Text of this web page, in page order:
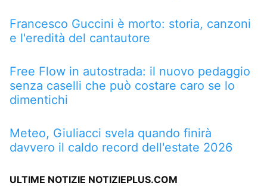
Francesco Guccini è morto: storia, canzoni
e l'eredità del cantautore
Free Flow in autostrada: il nuovo pedaggio
senza caselli che può costare caro se lo
dimentichi
Meteo, Giuliacci svela quando finirà
davvero il caldo record dell'estate 2026
ULTIME NOTIZIE NOTIZIEPLUS.COM